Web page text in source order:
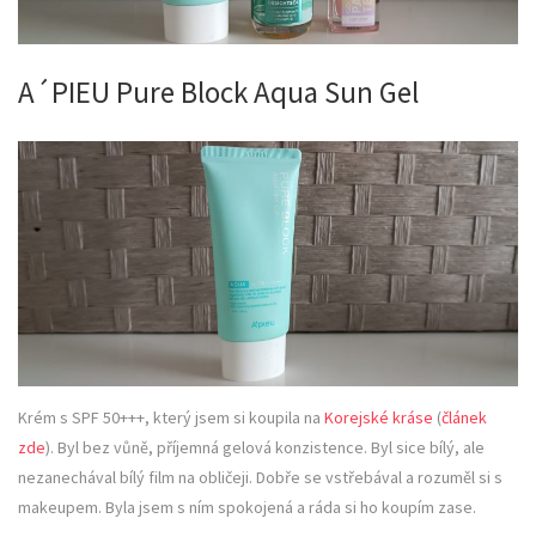
A´PIEU Pure Block Aqua Sun Gel
Krém s SPF 50+++, který jsem si koupila na Korejské kráse (článek
zde). Byl bez vůně, příjemná gelová konzistence. Byl sice bílý, ale
nezanechával bílý film na obličeji. Dobře se vstřebával a rozuměl si s
makeupem. Byla jsem s ním spokojená a ráda si ho koupím zase.